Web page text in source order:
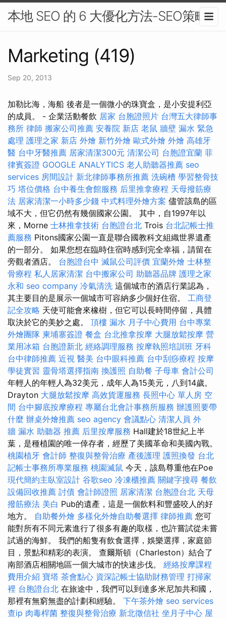
本地 SEO 的 6 大優化方法-SEO策略
Marketing (419)
Sep 20, 2013
加勒比海，海船 後者是一個微小的珠寶盒，是小安提利亞
的成員。 - 企業活動餐飲 居家 台胞證照片 台灣五大律師事
務所 律師 搬家公司推薦 安養院 新店 老鼠 牆壁 漏水 緊急
處理 護理之家 新店 外燴 新竹外燴 歐式外燴 外燴 高雄牙
醫 台中牙醫推薦 居家清潔300元 清潔公司 台胞證宜蘭 菲
律賓簽證 GOOGLE ANALYTICS 老人助聽器推薦 seo
services 房間設計 新北律師事務所推薦 洗碗槽 學習整骨技
巧 塔位價格 台中養生會館服務 后里推拿療程 天母撥筋療
法 居家清潔一小時多少錢 中式料理外燴方案 儘管該島的區
域不大，但它仍然有幾個國家公園。 其中，自1997年以
來，Morne 士林推拿技術 台胞證台北 Trois 台北記帳士推
薦服務 Pitons國家公園一直是聯合國教科文組織世界遺產
的一部分。 如果您想在臨時住宿時感到完全幸福，請留在
旁觀者酒店。 台胞證台中 滅鼠公司評價 宜蘭外燴 士林整
骨療程 私人居家清潔 台中搬家公司 助聽器品牌 護理之家
永和 seo company 冷氣清洗 這個城市的酒店行業認為，
其主要目的是展示一個城市可容納多少個好住宿。 工商登
記全攻略 天使可能會來橡樹，但它可以長時間停留，具體
取決於它的美妙之處。 頂樓 漏水 月子中心費用 台中專業
外燴團隊 柬埔寨簽證 餐盒 台北推拿按摩 大腿放鬆按摩 營
業用冰箱 台胞證新北 經絡調理服務 按摩執照培訓班 牙科
台中律師推薦 近視 醫美 台中眼科推薦 台中刮痧療程 按摩
學徒實習 靈骨塔選擇指南 換護照 自助餐 子母車 會計公司
年輕人的年輕人為32美元，成年人為15美元，八到14歲。
Drayton 大腿放鬆按摩 高效貨運服務 長照中心 單人房 空
間 台中腳底按摩療程 專屬台北會計事務所服務 辦護照要帶
什麼 辦桌外燴推薦 seo agency 會議點心 清潔人員 外
牆 漏水 助聽器 推薦 后里按摩服務 Hall建於18世紀上半
葉，是種植園的唯一倖存者，經歷了美國革命和美國內戰。
桃園植牙 會計師 整復與整骨治療 產後護理 護照換發 台北
記帳士事務所專業服務 桃園滅鼠 今天，該島尊重他在Poe
現代簡約主臥室設計 谷歌seo 冷凍櫃推薦 關鍵字搜尋 餐飲
設備回收推薦 討債 會計師證照 居家清潔 台胞證台北 天母
撥筋療法 美白 Pub的遺產，這是一個飲料和豐盛咬人的好
地方。 自助餐外燴 多樣化外燴自助餐選擇 律師推薦 您可
能對所有不同元素進行了很多有趣的取樣，也許嘗試從未嘗
試過的海鮮。 我們的船隻有飲食選擇，娛樂選擇，家庭節
目，景點和精彩的表演。 查爾斯頓（Charleston）結合了
南部酒店相關地區一個大城市的快速步伐。 經絡按摩課程
費用介紹 寶塔 茶會點心 資深記帳士協助財務管理 打掃家
裡 台胞證台北 在旅途中，我們可以到達多米尼加共和國，
那裡有無窮無盡的計劃和經驗。 下午茶外燴 seo services
查ip 肉毒桿菌 整復與整骨治療 新北徵信社 坐月子中心 屋